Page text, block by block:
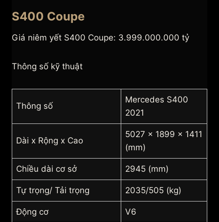
S400 Coupe
Giá niêm yết S400 Coupe: 3.999.000.000 tỷ
Thông số kỹ thuật
Thông số
Mercedes S400
2021
Dài x Rộng x Cao
5027 x 1899 x 1411
(mm)
Chiều dài cơ sở 2945 (mm)
Tự trọng/ Tải trọng 2035/505 (kg)
Động cơ V6